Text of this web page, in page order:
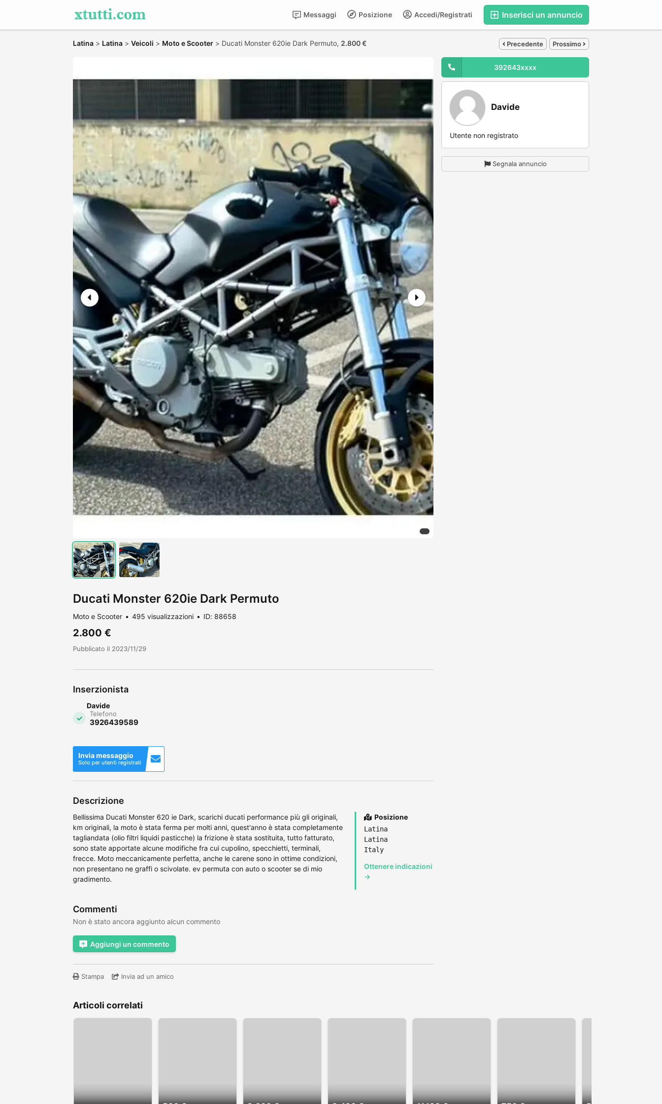
Inserisci un annuncio
Accedi/Registrati
Posizione
Messaggi
Latina > Latina > Veicoli > Moto e Scooter > Ducati Monster 620ie Dark Permuto, 2.800 € Precedente Prossimo
Ducati Monster 620ie Dark Permuto
Moto e Scooter 495 visualizzazioni ID: 88658
2.800 €
Pubblicato il 2023/11/29
Inserzionista
Davide
Telefono
3926439589
Invia messaggio
Solo per utenti registrati
Descrizione
Bellissima Ducati Monster 620 ie Dark, scarichi ducati performance più gli originali,
km originali, la moto è stata ferma per molti anni, quest'anno è stata completamente
tagliandata (olio filtri liquidi pasticche) la frizione è stata sostituita, tutto fatturato,
sono state apportate alcune modifiche fra cui cupolino, specchietti, terminali,
frecce. Moto meccanicamente perfetta, anche le carene sono in ottime condizioni,
non presentano ne graffi o scivolate. ev permuta con auto o scooter se di mio
gradimento.
Posizione
Latina
Latina
Italy
Ottenere indicazioni
→
Commenti
Non è stato ancora aggiunto alcun commento
Aggiungi un commento
Stampa Invia ad un amico
392643xxxx
Davide
Utente non registrato
Segnala annuncio
Articoli correlati